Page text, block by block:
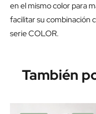
en el mismo color para
facilitar su combinación
serie COLOR.
También